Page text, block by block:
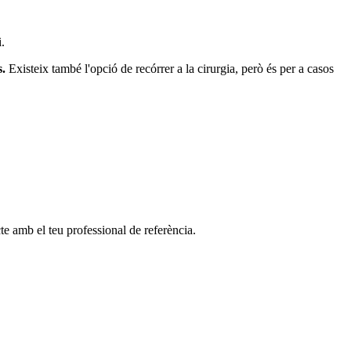
Existeix també l'opció de recórrer a la cirurgia, però és per a casos
amb el teu professional de referència.